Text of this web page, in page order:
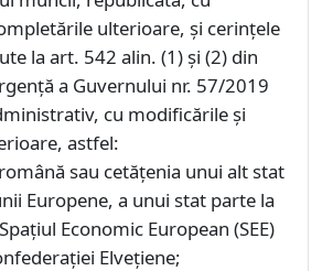
ulterioare, și cerințele
la art. 542 alin. (1) și (2) din
a Guvernului nr. 57/2019
cu modificările și
astfel:
sau cetățenia unui alt stat
Europene, a unui stat parte la
Economic European (SEE)
Elvețiene;